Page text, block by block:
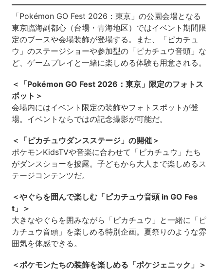
「Pokémon GO Fest 2026：東京」の公園会場となる
東京臨海副都心（台場・青海地区）ではイベント期間限
定のブースや会場装飾が登場する。また、「ピカチュ
ウ」のステージショーや参加型の「ピカチュウ音頭」な
ど、ゲームプレイと一緒に楽しめる体験も用意される。
＜「Pokémon GO Fest 2026：東京」限定のフォトス
ポット＞
会場内にはイベント限定の装飾やフォトスポットが登
場。イベントならではの記念撮影が可能だ。
＜「ピカチュウダンスステージ」の開催＞
ポケモンKidsTVや音楽に合わせて「ピカチュウ」たち
がダンスショーを披露。子どもから大人まで楽しめるス
テージコンテンツだ。
＜やぐらを囲んで楽しむ「ピカチュウ音頭 in GO Fes
t」＞
大きなやぐらを囲みながら「ピカチュウ」と一緒に「ピ
カチュウ音頭」を楽しめる特別企画。夏祭りのような雰
囲気を体感できる。
＜ポケモンたちの装飾を楽しめる「ポケジェニック」＞